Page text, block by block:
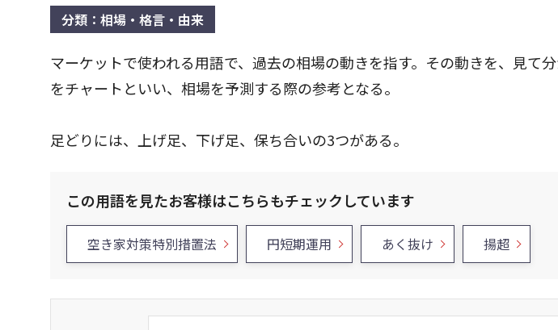
分類：相場・格言・由来
マーケットで使われる用語で、過去の相場の動きを指す。その動きを、見て
をチャートといい、相場を予測する際の参考となる。
足どりには、上げ足、下げ足、保ち合いの3つがある。
この用語を見たお客様はこちらもチェックしています
空き家対策特別措置法 円短期運用 あく抜け 揚超